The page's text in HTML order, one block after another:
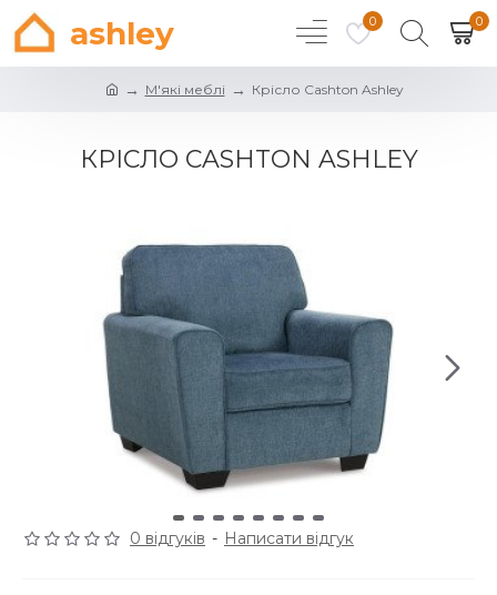
ashley 0 0
М'які меблі Крісло Cashton Ashley
КРІСЛО CASHTON ASHLEY
0 відгуків - Написати відгук